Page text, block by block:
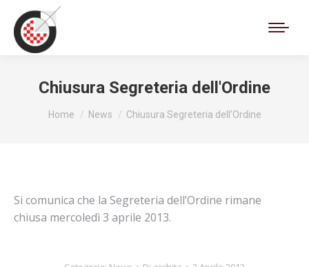
Chiusura Segreteria dell'Ordine
Tu sei qui:
Home News Chiusura Segreteria dell'Ordine
Si comunica che la Segreteria dell’Ordine rimane
chiusa mercoledì 3 aprile 2013.